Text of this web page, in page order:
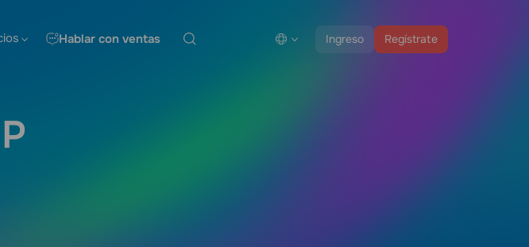
Ingreso Regístrate
Hablar con ventas